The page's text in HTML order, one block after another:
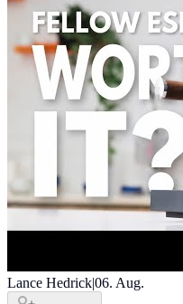
Lance Hedrick|06. Aug.